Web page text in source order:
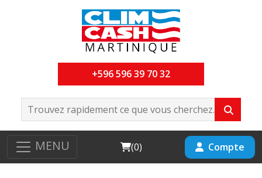
+596 596 39 70 32
MENU Cart
(0) Compte